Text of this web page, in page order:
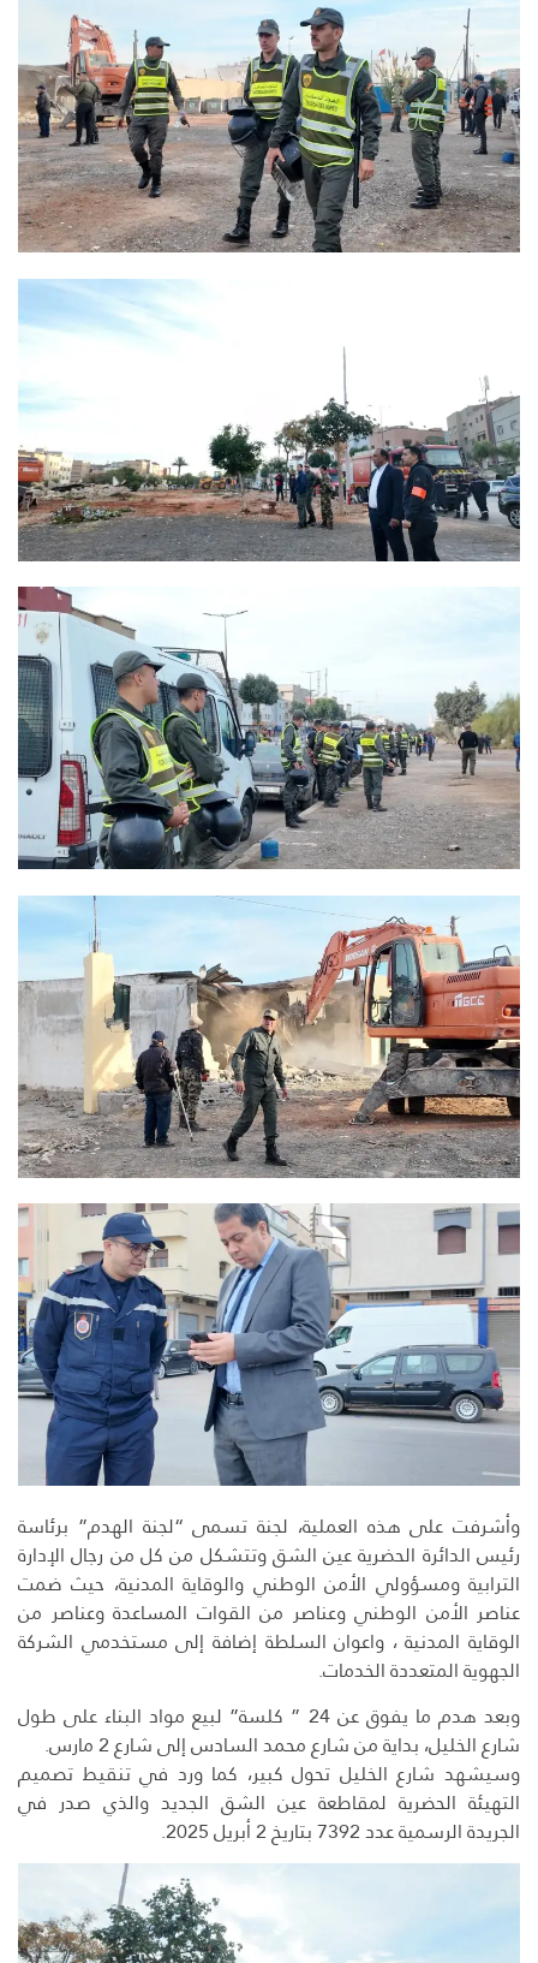
وأشرفت على هذه العملية، لجنة تسمى “لجنة الهدم” برئاسة
رئيس الدائرة الحضرية عين الشق وتتشكل من كل من رجال الإدارة
الترابية ومسؤولي الأمن الوطني والوقاية المدنية، حيث ضمت
عناصر الأمن الوطني وعناصر من القوات المساعدة وعناصر من
الوقاية المدنية ، واعوان السلطة إضافة إلى مستخدمي الشركة
الجهوية المتعددة الخدمات.
وبعد هدم ما يفوق عن 24 ” كلسة” لبيع مواد البناء على طول
شارع الخليل، بداية من شارع محمد السادس إلى شارع 2 مارس.
وسيشهد شارع الخليل تحول كبير، كما ورد في تنقيط تصميم
التهيئة الحضرية لمقاطعة عين الشق الجديد والذي صدر في
الجريدة الرسمية عدد 7392 بتاريخ 2 أبريل 2025.